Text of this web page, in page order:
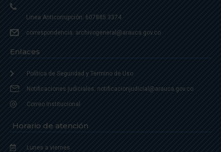
Linea Anticorrupción: 607885 3374
correspondencia: archivogeneral@arauca.gov.co
Enlaces
Política de Seguridad y Termino de Uso
Notificaciones judiciales: notificacionjudicial@arauca.gov.co
Correo Institucional
Horario de atención
Lunes a viernes